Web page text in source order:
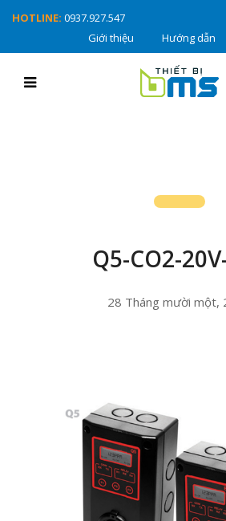
HOTLINE: 0937.927.547
Giới thiệu
Hướng dẫn
Q5-CO2-
28 Tháng mười một,